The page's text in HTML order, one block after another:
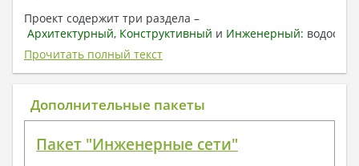
Проект содержит три раздела –
Архитектурный, Конструктивный и Инженерный:
отопление, вентиляция, канализация,
электроснабжение (приобретается за дополнительную
плату) + Пояснительная записка.
1. Архитектурный раздел:
План координационных осей
Прочитать полный текст
Дополнительные пакеты
Пакет "Инженерные сети"